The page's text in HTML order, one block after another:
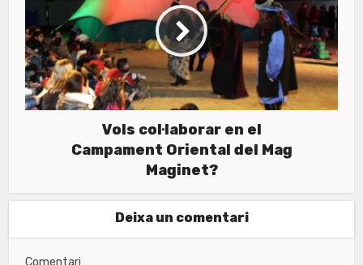
Vols col·laborar en el
Campament Oriental del Mag
Maginet?
Deixa un comentari
Comentari